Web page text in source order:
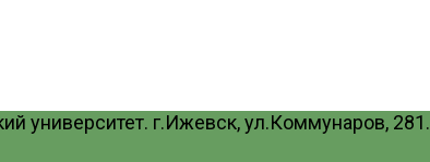
университет. г.Ижевск, ул.Коммунаров, 281.